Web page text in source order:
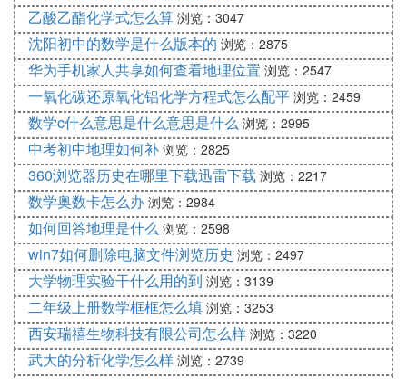
尊心。要想保护自尊心，只有把问题解决了，成绩提
高了，作为学生，才会真正获得认可和尊重。
4. 初一的各科考试总分是多少啊
初一的各科考试总分是多少啊？
初一一共有七门学科，分别为语文、数学、英语、历
史、政治、地理和生物，各科的成绩分别如下：
语文120分
数学120分
英语120分
历史100分
政治100分
地理100分
乙酸乙酯化学式怎么算 浏览：3047
沈阳初中的数学是什么版本的 浏览：2875
华为手机家人共享如何查看地理位置 浏览：2547
一氧化碳还原氧化铝化学方程式怎么配平 浏览：2459
数学c什么意思是什么意思是什么 浏览：2995
中考初中地理如何补 浏览：2825
360浏览器历史在哪里下载迅雷下载 浏览：2217
数学奥数卡怎么办 浏览：2984
如何回答地理是什么 浏览：2598
win7如何删除电脑文件浏览历史 浏览：2497
大学物理实验干什么用的到 浏览：3139
二年级上册数学框框怎么填 浏览：3253
西安瑞禧生物科技有限公司怎么样 浏览：3220
武大的分析化学怎么样 浏览：2739